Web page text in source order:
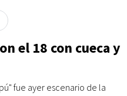
el 18 con cueca y
fue ayer escenario de la